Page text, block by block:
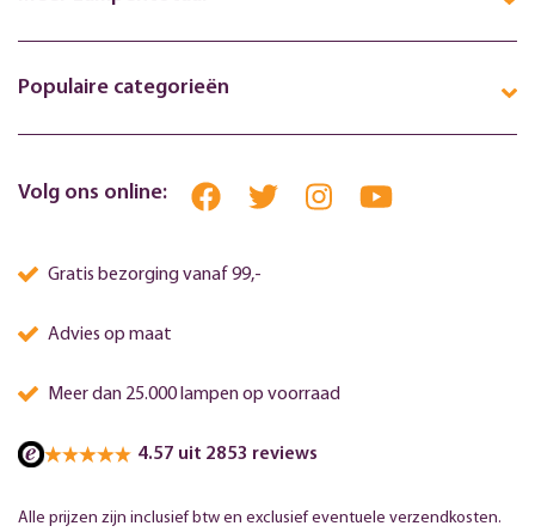
Populaire categorieën
Volg ons online:
Gratis bezorging vanaf 99,-
Advies op maat
Meer dan 25.000 lampen op voorraad
4.57 uit 2853 reviews
Alle prijzen zijn inclusief btw en exclusief eventuele verzendkosten.